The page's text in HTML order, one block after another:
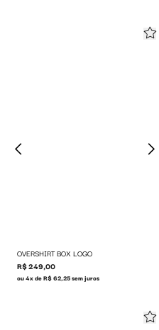
OVERSHIRT BOX LOGO
R$ 249,00
ou 4x de R$ 62,25 sem juros